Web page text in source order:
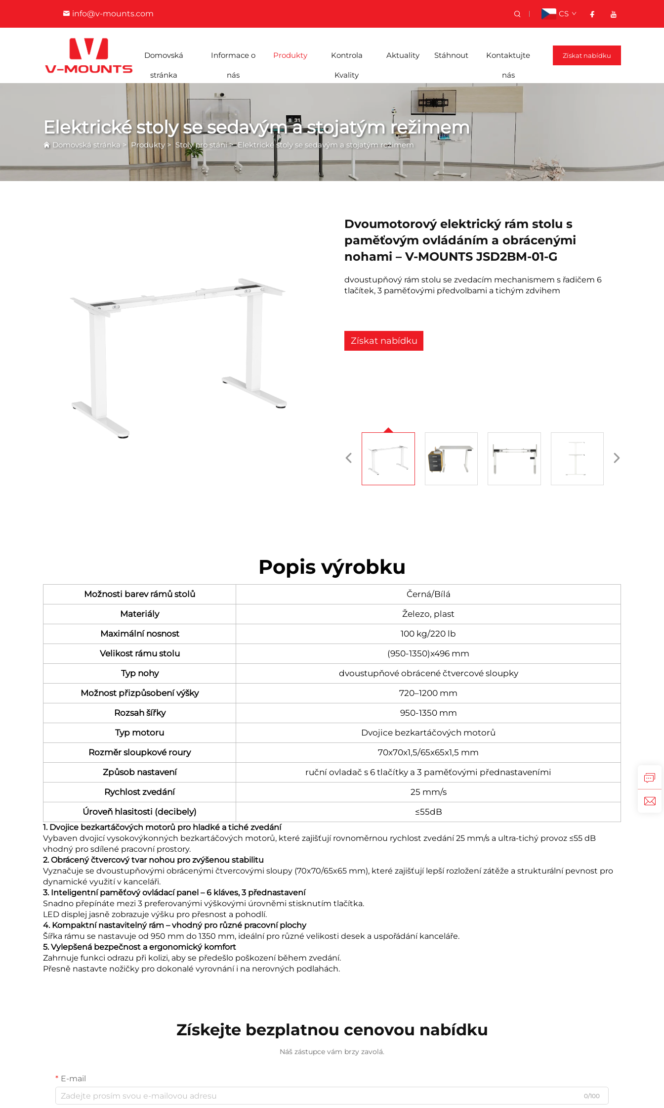
info@v-mounts.com CS
Domovská
stránka
Informace o
nás
Produkty Kontrola
Kvality
Aktuality Stáhnout Kontaktujte
nás
Získat nabídku
Elektrické stoly se sedavým a stojatým režimem
Domovská stránka> Produkty > Stoly pro stání> Elektrické stoly se sedavým a stojatým režimem
Dvoumotorový elektrický rám stolu s
paměťovým ovládáním a obrácenými
nohami – V-MOUNTS JSD2BM-01-G
dvoustupňový rám stolu se zvedacím mechanismem s řadičem 6
tlačítek, 3 paměťovými předvolbami a tichým zdvihem
Získat nabídku
Popis výrobku
Možnosti barev rámů stolů
Černá/Bílá
Materiály
Železo, plast
Maximální nosnost
100 kg/220 lb
Velikost rámu stolu
(950-1350)x496 mm
Typ nohy
dvoustupňové obrácené čtvercové sloupky
Možnost přizpůsobení výšky
720–1200 mm
Rozsah šířky
950-1350 mm
Typ motoru
Dvojice bezkartáčových motorů
Rozměr sloupkové roury
70x70x1,5/65x65x1,5 mm
Způsob nastavení
ruční ovladač s 6 tlačítky a 3 paměťovými přednastaveními
Rychlost zvedání
25 mm/s
Úroveň hlasitosti (decibely)
≤55dB
1. Dvojice bezkartáčových motorů pro hladké a tiché zvedání
Vybaven dvojicí vysokovýkonných bezkartáčových motorů, které zajišťují rovnoměrnou rychlost zvedání 25 mm/s a ultra-tichý provoz ≤55 dB
vhodný pro sdílené pracovní prostory.
2. Obrácený čtvercový tvar nohou pro zvýšenou stabilitu
Vyznačuje se dvoustupňovými obrácenými čtvercovými sloupy (70x70/65x65 mm), které zajišťují lepší rozložení zátěže a strukturální pevnost pro
dynamické využití v kanceláři.
3. Inteligentní paměťový ovládací panel – 6 kláves, 3 přednastavení
Snadno přepínáte mezi 3 preferovanými výškovými úrovněmi stisknutím tlačítka.
LED displej jasně zobrazuje výšku pro přesnost a pohodlí.
4. Kompaktní nastavitelný rám – vhodný pro různé pracovní plochy
Šířka rámu se nastavuje od 950 mm do 1350 mm, ideální pro různé velikosti desek a uspořádání kanceláře.
5. Vylepšená bezpečnost a ergonomický komfort
Zahrnuje funkci odrazu při kolizi, aby se předešlo poškození během zvedání.
Přesně nastavte nožičky pro dokonalé vyrovnání i na nerovných podlahách.
Získejte bezplatnou cenovou nabídku
Náš zástupce vám brzy zavolá.
E-mail
0/100